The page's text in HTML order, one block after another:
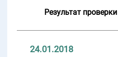
Результат проверки
24.01.2018